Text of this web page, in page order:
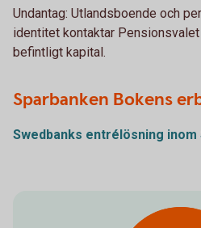
Undantag: Utlandsboende och
identitet kontaktar
befintligt kapital.
Sparbanken Bokens
Swedbanks entrélösning inom